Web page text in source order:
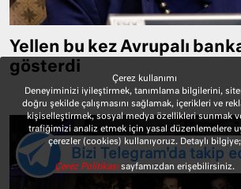
Yellen bu kez Avrupalı
gösterdi
Çerez kullanımı
Deneyiminizi iyileştirmek, tanımlama bilgilerini,
doğru şekilde çalışmasını sağlamak, içerikleri ve
kişiselleştirmek, sosyal medya özellikleri sunmak
trafiğimizi analiz etmek için yasal düzenlemelere
çerezler (cookies) kullanıyoruz. Detaylı bilgiye;
Çerez Politikasısayfamızdan erişebilirsiniz.
Bizi Telegram'da takip